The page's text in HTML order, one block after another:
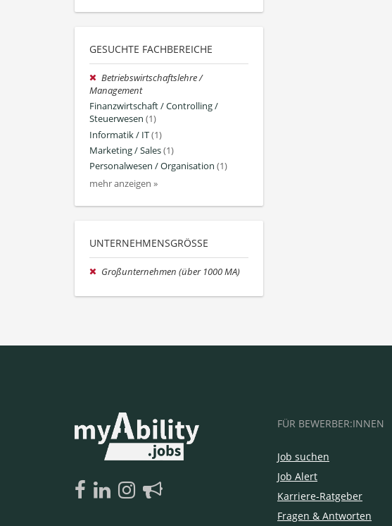
GESUCHTE FACHBEREICHE
Betriebswirtschaftslehre /
Management
Finanzwirtschaft / Controlling /
Steuerwesen (1)
Informatik / IT(1)
Marketing / Sales(1)
Personalwesen / Organisation (1)
mehr anzeigen »
UNTERNEHMENSGRÖSSE
Großunternehmen (über 1000 MA)
FÜR BEWERBER:INNEN
Job suchen
Job Alert
Karriere-Ratgeber
Fragen & Antworten